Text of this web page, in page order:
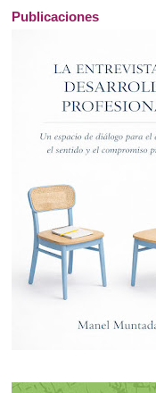
Publicaciones